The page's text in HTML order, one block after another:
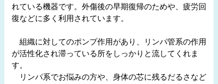
れている機器です。外傷後の早期復帰のためや、疲労回
復などに多く利用されています。
組織に対してのポンプ作用があり、リンパ管系の作用
が活性化され滞っている所をしっかりと流してくれま
す。
リンパ系でお悩みの方や、身体の芯に残るだるさなど